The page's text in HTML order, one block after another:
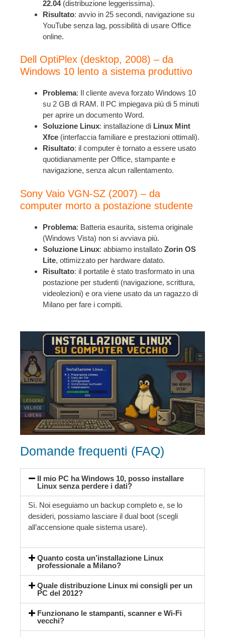
22.04(distribuzione leggerissima).
Risultato: avvio in 25 secondi, navigazione su
YouTube senza lag, possibilità di usare Office
online.
Dell OptiPlex (desktop, 2008) – da
Windows 10 lento a sistema produttivo
Problema: Il cliente aveva forzato Windows 10
su 2 GB di RAM. Il PC impiegava più di 5 minuti
per aprire un documento Word.
Soluzione Linux: installazione di Linux Mint
Xfce (interfaccia familiare e prestazioni ottimali).
Risultato: il computer è tornato a essere usato
quotidianamente per Office, stampante e
navigazione, senza alcun rallentamento.
Sony Vaio VGN-SZ (2007) – da
computer morto a postazione studente
Problema: Batteria esaurita, sistema originale
(Windows Vista) non si avviava più.
Soluzione Linux: abbiamo installato Zorin OS
Lite, ottimizzato per hardware datato.
Risultato: il portatile è stato trasformato in una
postazione per studenti (navigazione, scrittura,
videolezioni) e ora viene usato da un ragazzo di
Milano per fare i compiti.
Domande frequenti (FAQ)
Il mio PC ha Windows 10, posso installare
Linux senza perdere i dati?
Sì. Noi eseguiamo un backup completo e, se lo
desideri, possiamo lasciare il dual boot (scegli
all’accensione quale sistema usare).
Quanto costa un’installazione Linux
professionale a Milano?
Quale distribuzione Linux mi consigli per un
PC del 2012?
Funzionano le stampanti, scanner e Wi-Fi
vecchi?